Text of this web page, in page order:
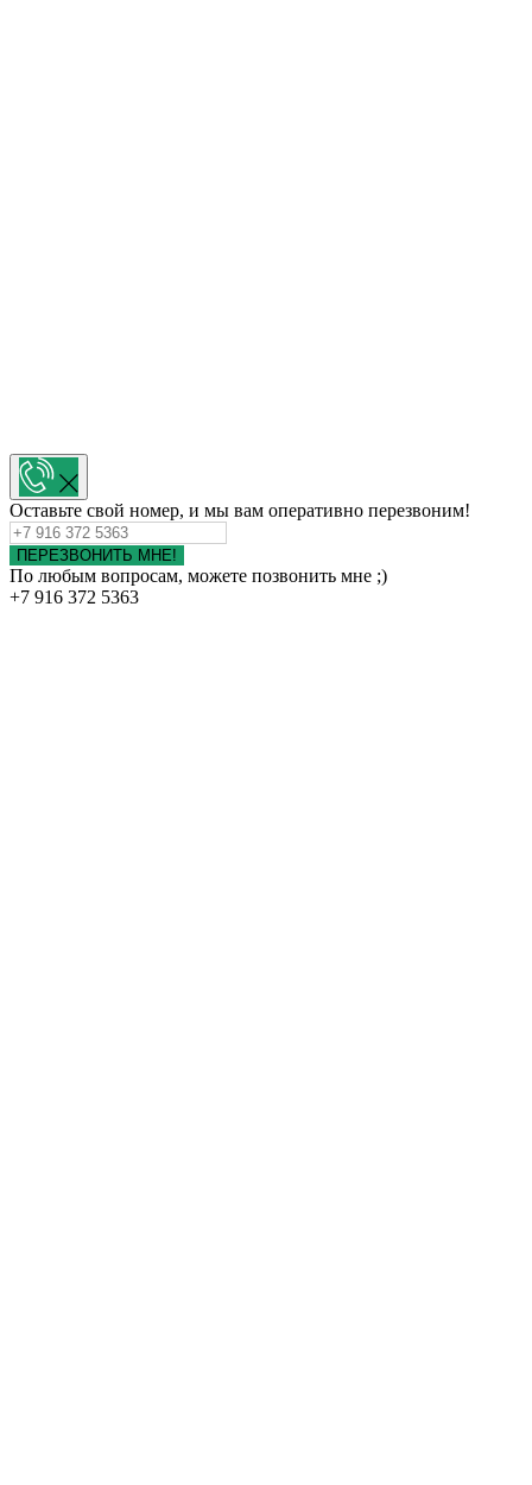
Оставьте свой номер, и мы вам оперативно перезвоним!
ПЕРЕЗВОНИТЬ МНЕ!
По любым вопросам, можете позвонить мне ;)
+7 916 372 5363